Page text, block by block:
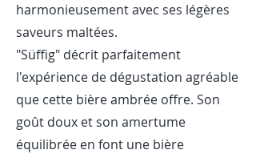
harmonieusement avec ses légères
saveurs maltées.
"Süffig" décrit parfaitement
l'expérience de dégustation agréable
que cette bière ambrée offre. Son
goût doux et son amertume
équilibrée en font une bière